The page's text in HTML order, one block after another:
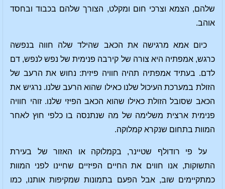
שלהם, הצמא וצרכי חום ומקלט, הצורך שלהם בכבוד ובחסד
אוהב.
כיום אמא מרגישה את הכאב שהילד שלה חווה בנפשה
כרגש, אמפתיה היא צורה של קירבה פנימית של נפש לנפש, דם
לדם. בעתיד אמפתיה תהיה חוויה פיזית: נחוש את הרעב של
הזולת במערכת העיכול שלנו כאילו שהוא הרעב שלנו. נרגיש את
הכאב שסובל הזולת כאילו שהוא הכאב הפיזי שלנו. זוהי חוויה
פנימית ארצית משלימה של מה שנתנסה בו כלפי חוץ לאחר
המוות בתחום שנקרא קמלוקה.
על פי רודולף שטיינר, בקמלוקה או האזור של בעירת
התשוקות, אנו חווים את החיים הפיזיים שחיינו לפני המוות
כמתקיימים שוב, אבל הפעם בתמונות שמקיפות אותנו, כמו